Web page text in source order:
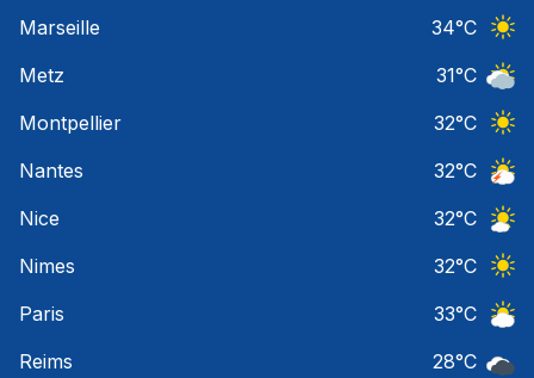
Marseille
34°C
Metz
31°C
Montpellier
32°C
Nantes
32°C
Nice
32°C
Nimes
32°C
Paris
33°C
Reims
28°C